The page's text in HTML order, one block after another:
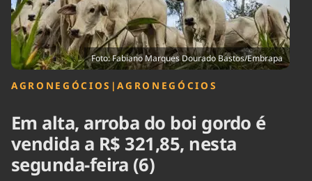
Foto: Fabiano Marques Dourado Bastos/Embrapa
AGRONEGÓCIOS |AGRONEGÓCIOS
Em alta, arroba do boi gordo é
vendida a R$ 321,85, nesta
segunda-feira (6)